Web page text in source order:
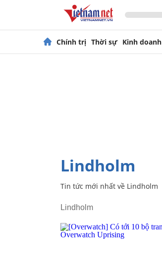
Chính trị Thời sự Kinh doanh
Lindholm
Tin tức mới nhất về Lindholm
Lindholm